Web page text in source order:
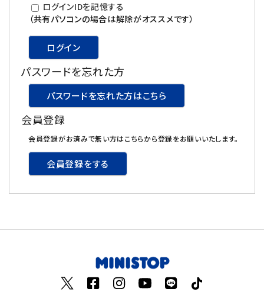
スイーツ
お菓子
酒類
日用品
ギフト
ログインIDを記憶する
（共有パソコンの場合は解除がオススメです）
ログイン
パスワードを忘れた方
パスワードを忘れた方はこちら
会員登録
会員登録がお済みで無い方はこちらから登録をお願いいたします。
会員登録をする